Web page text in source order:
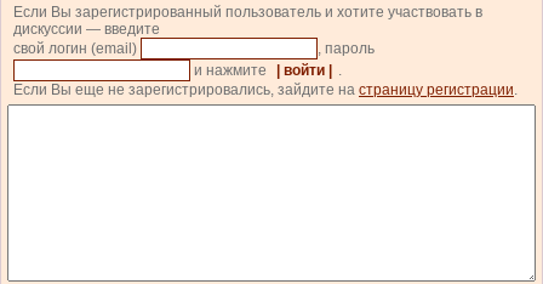
Если Вы зарегистрированный пользователь и хотите участвовать в
дискуссии — введите
свой логин (email)
, пароль
и нажмите
| войти |
.
Если Вы еще не зарегистрировались, зайдите на страницу регистрации.